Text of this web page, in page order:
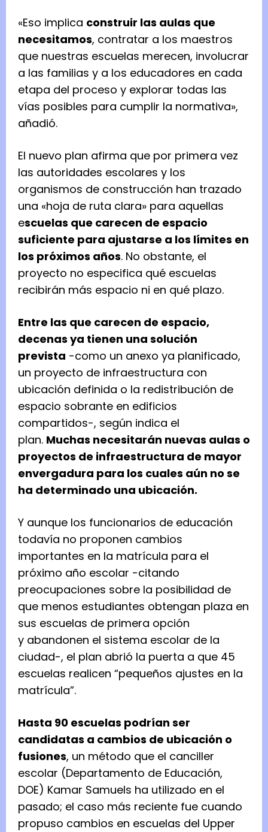
«Eso implica construir las aulas que
necesitamos, contratar a los maestros
que nuestras escuelas merecen, involucrar
a las familias y a los educadores en cada
etapa del proceso y explorar todas las
vías posibles para cumplir la normativa»,
añadió.
El nuevo plan afirma que por primera vez
las autoridades escolares y los
organismos de construcción han trazado
una «hoja de ruta clara» para aquellas
escuelas que carecen de espacio
suficiente para ajustarse a los límites en
los próximos años. No obstante, el
proyecto no especifica qué escuelas
recibirán más espacio ni en qué plazo.
Entre las que carecen de espacio,
decenas ya tienen una solución
prevista -como un anexo ya planificado,
un proyecto de infraestructura con
ubicación definida o la redistribución de
espacio sobrante en edificios
compartidos-, según indica el
plan. Muchas necesitarán nuevas aulas o
proyectos de infraestructura de mayor
envergadura para los cuales aún no se
ha determinado una ubicación.
Y aunque los funcionarios de educación
todavía no proponen cambios
importantes en la matrícula para el
próximo año escolar -citando
preocupaciones sobre la posibilidad de
que menos estudiantes obtengan plaza en
sus escuelas de primera opción
y abandonen el sistema escolar de la
ciudad-, el plan abrió la puerta a que 45
escuelas realicen “pequeños ajustes en la
matrícula”.
Hasta 90 escuelas podrían ser
candidatas a cambios de ubicación o
fusiones, un método que el canciller
escolar (Departamento de Educación,
DOE) Kamar Samuels ha utilizado en el
pasado; el caso más reciente fue cuando
propuso cambios en escuelas del Upper